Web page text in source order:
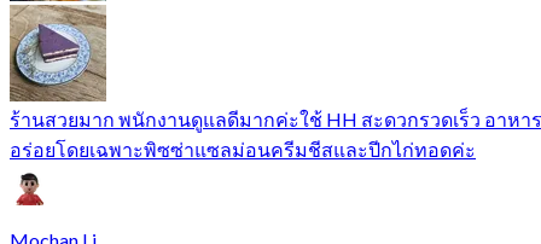
ร้านสวยมาก พนักงานดูแลดีมากค่ะใช้ HH สะดวกรวดเร็ว อาหาร
อร่อยโดยเฉพาะพิซซ่าแซลม่อนครีมชีสและปีกไก่ทอดค่ะ
Mochan Li